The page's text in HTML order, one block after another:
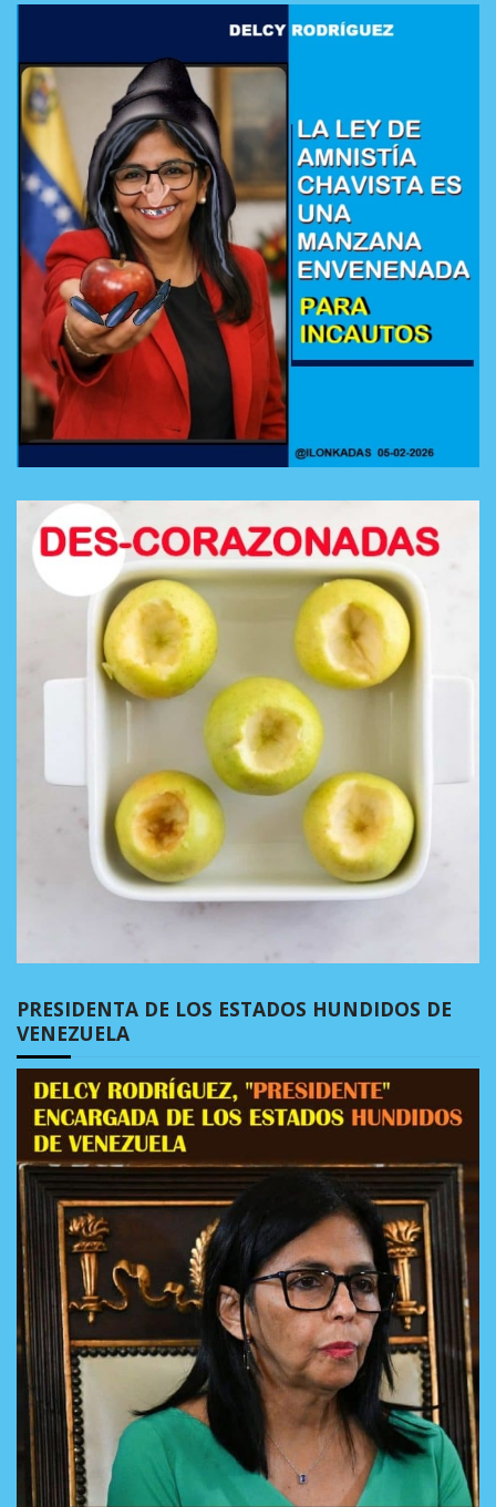
PRESIDENTA DE LOS ESTADOS HUNDIDOS DE
VENEZUELA